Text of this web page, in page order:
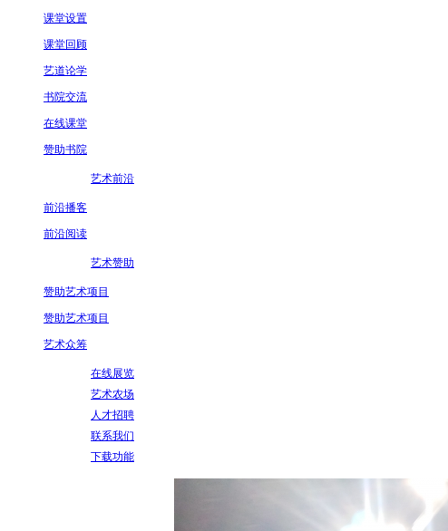
课堂设置
课堂回顾
艺道论学
书院交流
在线课堂
赞助书院
艺术前沿
前沿播客
前沿阅读
艺术赞助
赞助艺术项目
赞助艺术项目
艺术众筹
在线展览
艺术农场
人才招聘
联系我们
下载功能